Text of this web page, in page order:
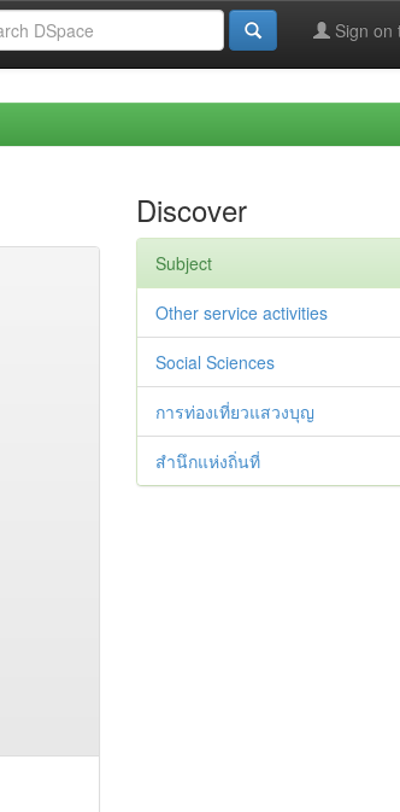
Sign on
Discover
Subject
Other service activities
Social Sciences
การท่องเที่ยวแสวงบุญ
สำนึกแห่งถิ่นที่